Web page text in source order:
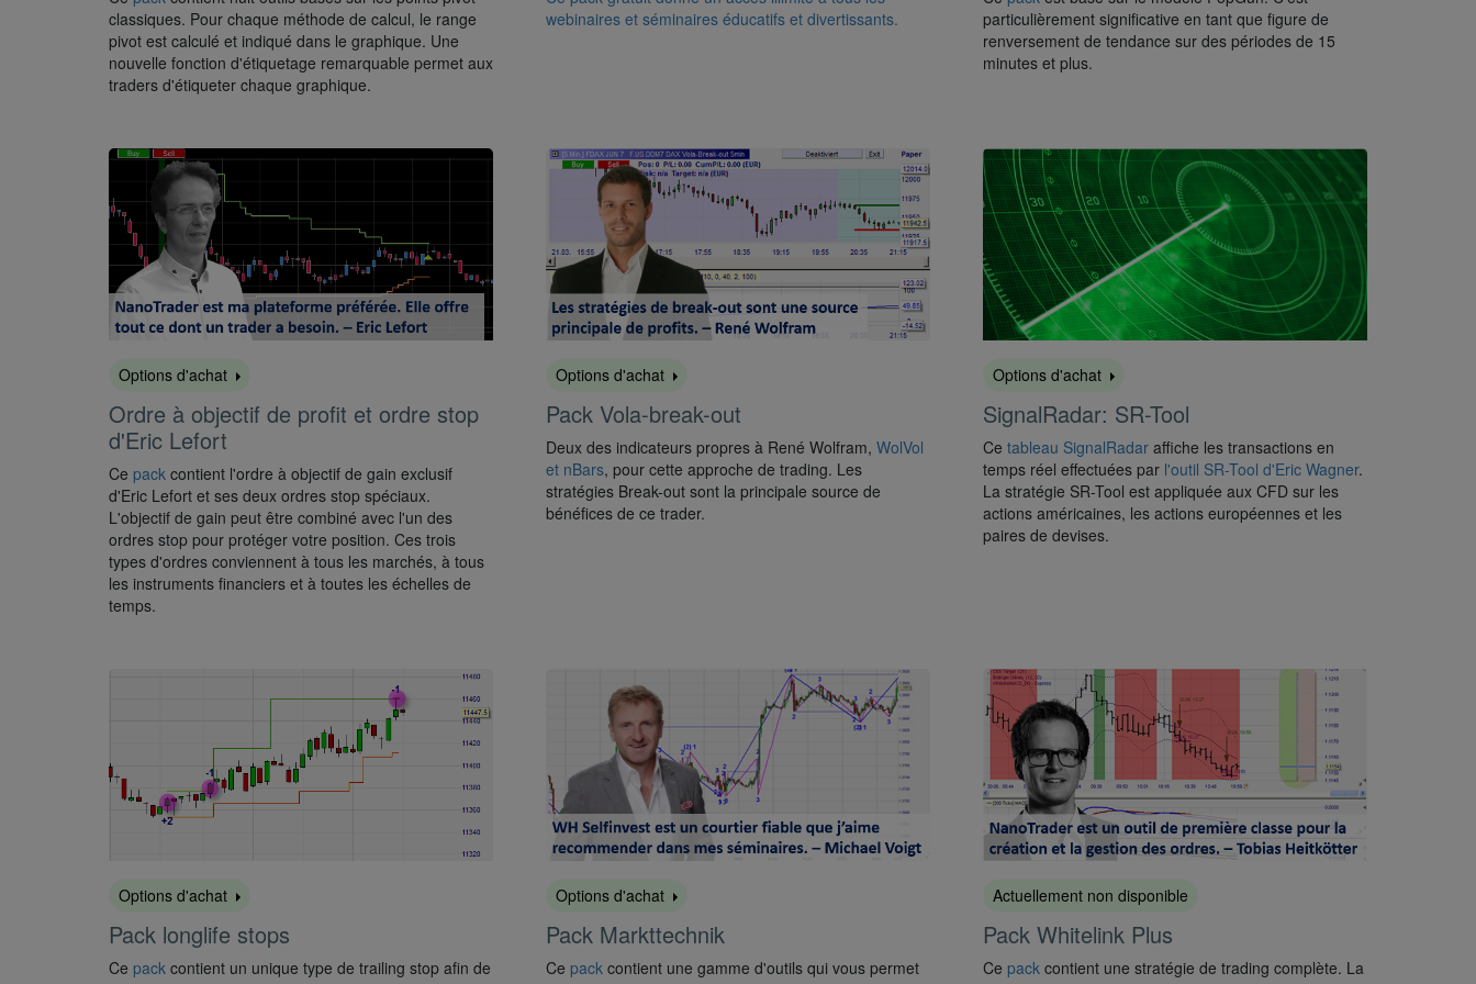
classiques. Pour chaque méthode de calcul, le range
pivot est calculé et indiqué dans le graphique. Une
nouvelle fonction d'étiquetage remarquable permet aux
traders d'étiqueter chaque graphique.
webinaires et séminaires éducatifs et divertissants.
particulièrement significative en tant que figure de
renversement de tendance sur des périodes de 15
minutes et plus.
Options d'achat
Ordre à objectif de profit et ordre stop
d'Eric Lefort
Ce pack contient l'ordre à objectif de gain exclusif
d'Eric Lefort et ses deux ordres stop spéciaux.
L'objectif de gain peut être combiné avec l'un des
ordres stop pour protéger votre position. Ces trois
types d'ordres conviennent à tous les marchés, à tous
les instruments financiers et à toutes les échelles de
temps.
Options d'achat
Pack Vola-break-out
Deux des indicateurs propres à René Wolfram, WolVol
et nBars, pour cette approche de trading. Les
stratégies Break-out sont la principale source de
bénéfices de ce trader.
Options d'achat
SignalRadar: SR-Tool
Ce tableau SignalRadar affiche les transactions en
temps réel effectuées par l'outil SR-Tool d'Eric Wagner.
La stratégie SR-Tool est appliquée aux CFD sur les
actions américaines, les actions européennes et les
paires de devises.
Options d'achat
Pack longlife stops
Ce pack contient un unique type de trailing stop afin de
Options d'achat
Pack Markttechnik
Ce pack contient une gamme d'outils qui vous permet
Actuellement non disponible
Pack Whitelink Plus
Ce pack contient une stratégie de trading complète. La